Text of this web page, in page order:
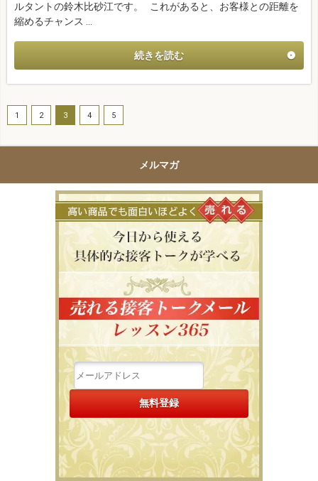
ルタントの鈴木比砂江です。 これがあると、お客様との距離を
縮めるチャンス …
続きを読む
1 2 3 4 5
メルマガ